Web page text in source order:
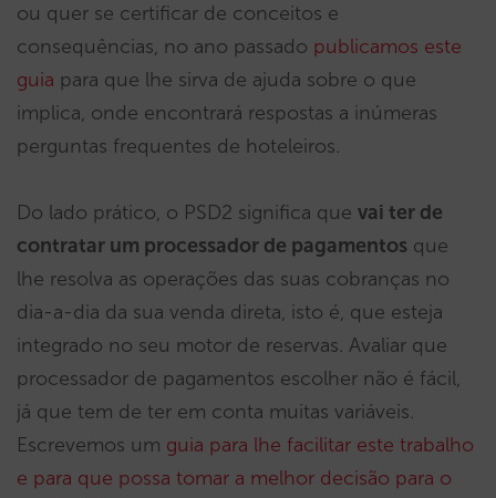
ou quer se certificar de conceitos e
consequências, no ano passado publicamos este
guia para que lhe sirva de ajuda sobre o que
implica, onde encontrará respostas a inúmeras
perguntas frequentes de hoteleiros.
Do lado prático, o PSD2 significa que vai ter de
contratar um processador de pagamentos que
lhe resolva as operações das suas cobranças no
dia-a-dia da sua venda direta, isto é, que esteja
integrado no seu motor de reservas. Avaliar que
processador de pagamentos escolher não é fácil,
já que tem de ter em conta muitas variáveis.
Escrevemos um guia para lhe facilitar este trabalho
e para que possa tomar a melhor decisão para o